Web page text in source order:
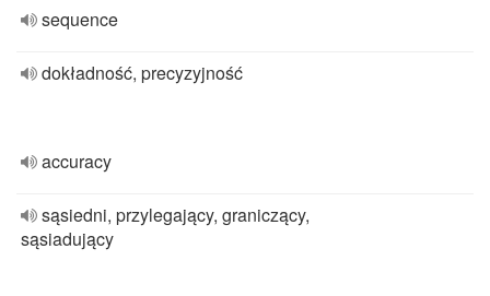
sequence
dokładność, precyzyjność
accuracy
sąsiedni, przylegający, graniczący,
sąsiadujący